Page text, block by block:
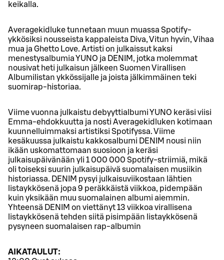
keikalla.
Averagekidluke tunnetaan muun muassa Spotify-
ykkösiksi nousseista kappaleista Diva, Vitun hyvin, Vihaa
mua ja Ghetto Love. Artisti on julkaissut kaksi
menestysalbumia YUNO ja DENIM, jotka molemmat
nousivat heti julkaisun jälkeen Suomen Virallisen
Albumilistan ykkössijalle ja joista jälkimmäinen teki
suomirap-historiaa.
Viime vuonna julkaistu debyyttialbumi YUNO keräsi viisi
Emma-ehdokkuutta ja nosti Averagekidluken kotimaan
kuunnelluimmaksi artistiksi Spotifyssa. Viime
kesäkuussa julkaistu kakkosalbumi DENIM nousi niin
ikään uskomattomaan suosioon ja keräsi
julkaisupäivänään yli 1 000 000 Spotify-striimiä, mikä
oli toiseksi suurin julkaisupäivä suomalaisen musiikin
historiassa. DENIM pysyi julkaisuviikostaan lähtien
listaykkösenä jopa 9 peräkkäistä viikkoa, pidempään
kuin yksikään muu suomalainen albumi aiemmin.
Yhteensä DENIM on viettänyt 13 viikkoa virallisena
listaykkösenä tehden siitä pisimpään listaykkösenä
pysyneen suomalaisen rap-albumin
AIKATAULUT: